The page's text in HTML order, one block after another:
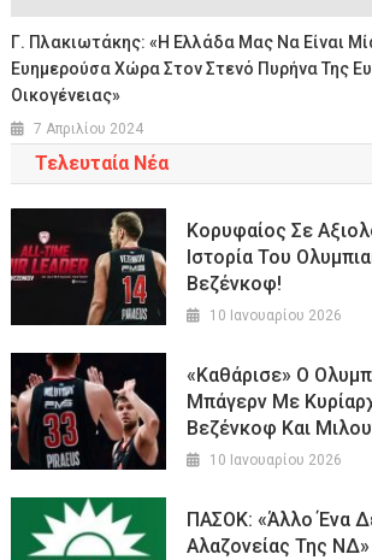
Γ. Πλακιωτάκης: «Η Ελλάδα Μας Να Είναι
Ευημερούσα Χώρα Στον Στενό Πυρήνα Της
Οικογένειας»
7 Απριλίου 2024
Τελευταία Νέα
Κορυφαίος Σε
Ιστορία Του
Βεζένκοφ!
10 Ιανουαρίου 2026
«Καθάρισε» Ο
Μπάγερν Με
Βεζένκοφ Και
10 Ιανουαρίου 2026
ΠΑΣΟΚ: «Άλλο Ένα
Αλαζονείας Της ΝΔ»